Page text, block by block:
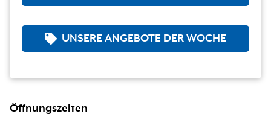
UNSERE ANGEBOTE DER WOCHE
Öffnungszeiten